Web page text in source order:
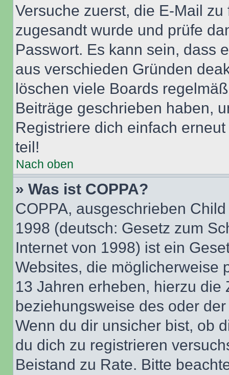
Versuche zuerst, die E-Mail
zugesandt wurde und prüfe
Passwort. Es kann sein, dass
aus verschieden Gründen
löschen viele Boards
Beiträge geschrieben haben,
Registriere dich einfach
teil!
Nach oben
» Was ist COPPA?
COPPA, ausgeschrieben
1998 (deutsch: Gesetz zum
Internet von 1998) ist ein
Websites, die möglicherweise
13 Jahren erheben, hierzu die
beziehungsweise des oder
Wenn du dir unsicher bist, ob
du dich zu registrieren
Beistand zu Rate. Bitte